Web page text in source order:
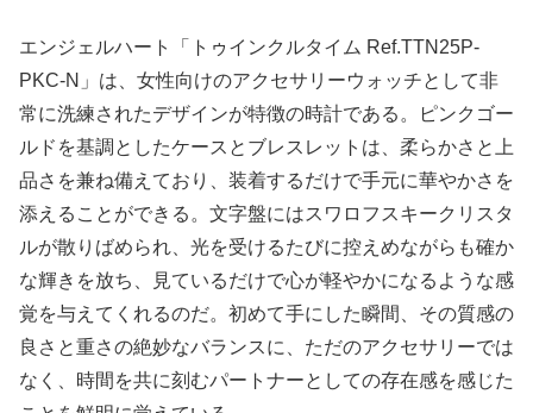
エンジェルハート「トゥインクルタイム Ref.TTN25P-
PKC-N」は、女性向けのアクセサリーウォッチとして非
常に洗練されたデザインが特徴の時計である。ピンクゴー
ルドを基調としたケースとブレスレットは、柔らかさと上
品さを兼ね備えており、装着するだけで手元に華やかさを
添えることができる。文字盤にはスワロフスキークリスタ
ルが散りばめられ、光を受けるたびに控えめながらも確か
な輝きを放ち、見ているだけで心が軽やかになるような感
覚を与えてくれるのだ。初めて手にした瞬間、その質感の
良さと重さの絶妙なバランスに、ただのアクセサリーでは
なく、時間を共に刻むパートナーとしての存在感を感じた